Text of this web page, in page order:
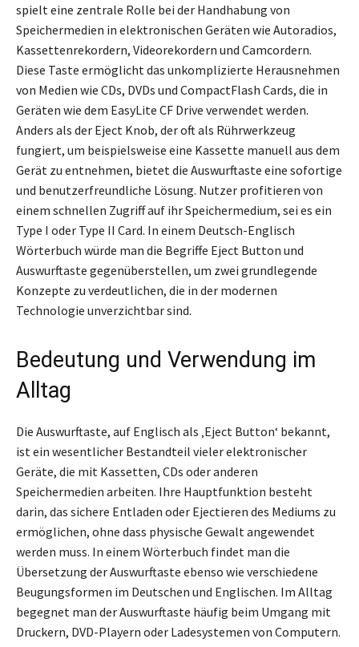
spielt eine zentrale Rolle bei der Handhabung von
Speichermedien in elektronischen Geräten wie Autoradios,
Kassettenrekordern, Videorekordern und Camcordern.
Diese Taste ermöglicht das unkomplizierte Herausnehmen
von Medien wie CDs, DVDs und CompactFlash Cards, die in
Geräten wie dem EasyLite CF Drive verwendet werden.
Anders als der Eject Knob, der oft als Rührwerkzeug
fungiert, um beispielsweise eine Kassette manuell aus dem
Gerät zu entnehmen, bietet die Auswurftaste eine sofortige
und benutzerfreundliche Lösung. Nutzer profitieren von
einem schnellen Zugriff auf ihr Speichermedium, sei es ein
Type I oder Type II Card. In einem Deutsch-Englisch
Wörterbuch würde man die Begriffe Eject Button und
Auswurftaste gegenüberstellen, um zwei grundlegende
Konzepte zu verdeutlichen, die in der modernen
Technologie unverzichtbar sind.
Bedeutung und Verwendung im
Alltag
Die Auswurftaste, auf Englisch als ‚Eject Button‘ bekannt,
ist ein wesentlicher Bestandteil vieler elektronischer
Geräte, die mit Kassetten, CDs oder anderen
Speichermedien arbeiten. Ihre Hauptfunktion besteht
darin, das sichere Entladen oder Ejectieren des Mediums zu
ermöglichen, ohne dass physische Gewalt angewendet
werden muss. In einem Wörterbuch findet man die
Übersetzung der Auswurftaste ebenso wie verschiedene
Beugungsformen im Deutschen und Englischen. Im Alltag
begegnet man der Auswurftaste häufig beim Umgang mit
Druckern, DVD-Playern oder Ladesystemen von Computern.